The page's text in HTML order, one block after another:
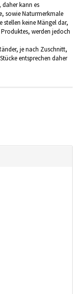
daher kann es
sowie Naturmerkmale
stellen keine Mängel dar,
werden jedoch
je nach Zuschnitt,
entsprechen daher